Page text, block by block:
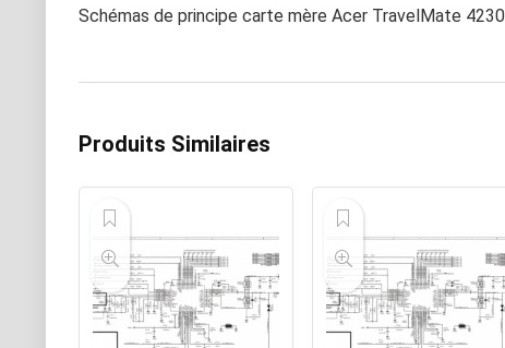
Schémas de principe carte mère Acer TravelMate
Produits Similaires